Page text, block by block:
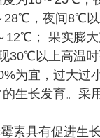
28℃，夜间8℃
； 果实膨大
30℃以上高温时
为宜，过大过
生长发育。采
霉素具有促进生